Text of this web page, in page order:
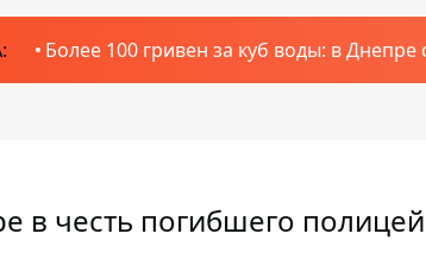
Более 100 гривен за куб воды: в
в честь погибшего